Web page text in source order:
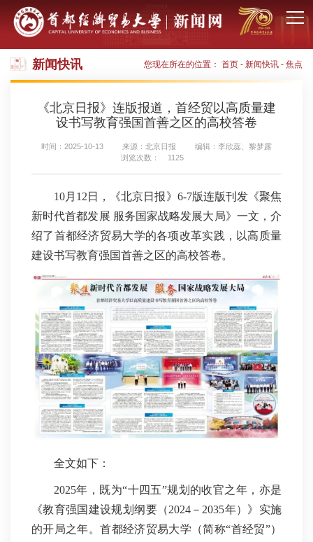
新闻快讯 您现在所在的位置： 首页 - 新闻快讯 - 焦点
《北京日报》连版报道，首经贸以高质量建
设书写教育强国首善之区的高校答卷
时间：2025-10-13 来源：北京日报
编辑：李欣蕊、黎梦露
浏览次数：
1125
10月12日，《北京日报》6-7版连版刊发《聚焦
新时代首都发展 服务国家战略发展大局》一文，介
绍了首都经济贸易大学的各项改革实践，以高质量
建设书写教育强国首善之区的高校答卷。
全文如下：
2025年，既为“十四五”规划的收官之年，亦是
《教育强国建设规划纲要（2024－2035年）》实施
的开局之年。首都经济贸易大学（简称“首经贸”）